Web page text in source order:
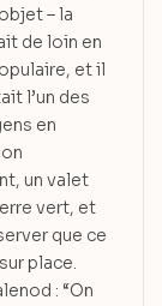
– la
de loin en
et il
l’un des
en
un valet
vert, et
que ce
place.
: “On